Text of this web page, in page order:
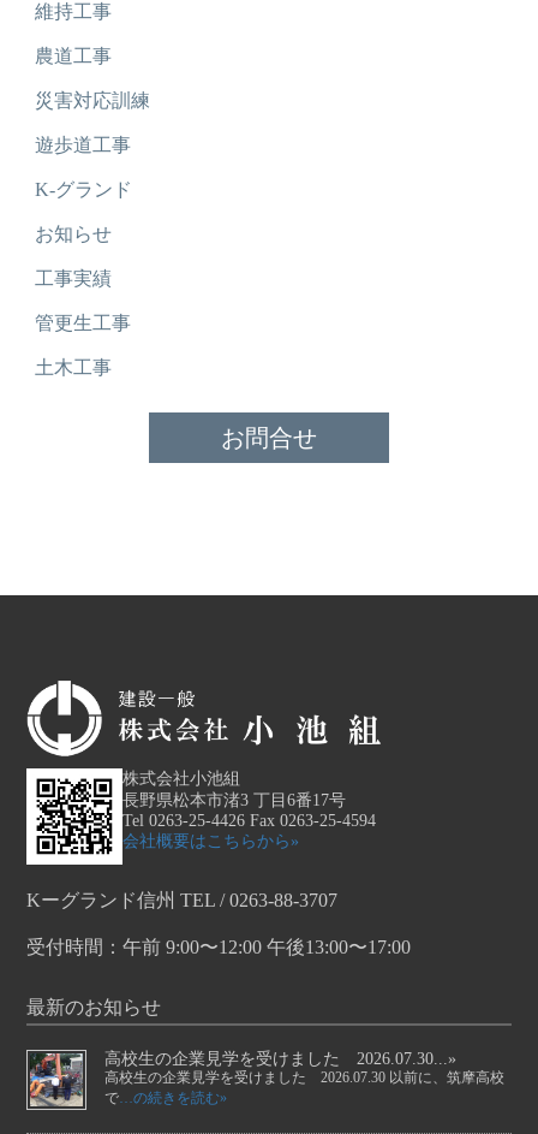
維持工事
農道工事
災害対応訓練
遊歩道工事
K-グランド
お知らせ
工事実績
管更生工事
土木工事
お問合せ
株式会社小池組
長野県松本市渚3 丁目6番17号
Tel 0263-25-4426 Fax 0263-25-4594
会社概要はこちらから»
Kーグランド信州 TEL / 0263-88-3707
受付時間：午前 9:00〜12:00 午後13:00〜17:00
最新のお知らせ
高校生の企業見学を受けました 2026.07.30...»
高校生の企業見学を受けました 2026.07.30 以前に、筑摩高校
で…の続きを読む»